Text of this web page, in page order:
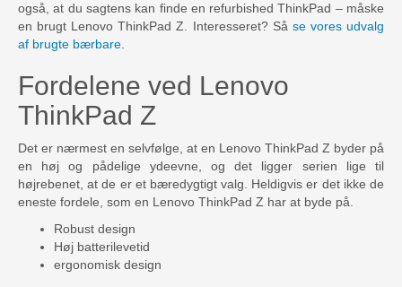
også, at du sagtens kan finde en refurbished ThinkPad – måske
en brugt Lenovo ThinkPad Z. Interesseret? Så se vores udvalg
af brugte bærbare.
Fordelene ved Lenovo
ThinkPad Z
Det er nærmest en selvfølge, at en Lenovo ThinkPad Z byder på
en høj og pådelige ydeevne, og det ligger serien lige til
højrebenet, at de er et bæredygtigt valg. Heldigvis er det ikke de
eneste fordele, som en Lenovo ThinkPad Z har at byde på.
Robust design
Høj batterilevetid
ergonomisk design